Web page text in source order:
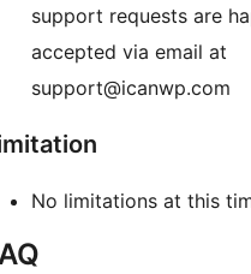
support requests are
accepted via email at
support@icanwp.com
No limitations at this